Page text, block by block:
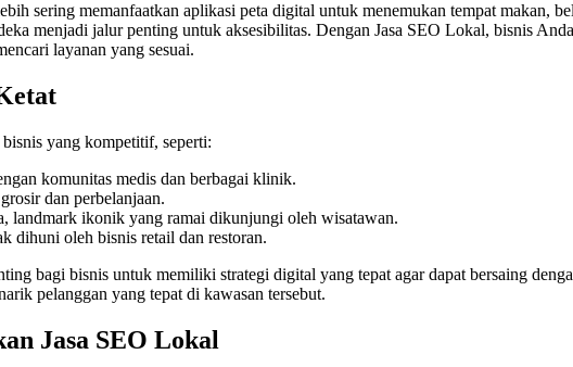
sering memanfaatkan aplikasi peta digital untuk menemukan tempat makan,
menjadi jalur penting untuk aksesibilitas. Dengan Jasa SEO Lokal, bisnis
layanan yang sesuai.
yang kompetitif, seperti:
komunitas medis dan berbagai klinik.
dan perbelanjaan.
landmark ikonik yang ramai dikunjungi oleh wisatawan.
dihuni oleh bisnis retail dan restoran.
bagi bisnis untuk memiliki strategi digital yang tepat agar dapat bersaing
pelanggan yang tepat di kawasan tersebut.
Jasa SEO Lokal